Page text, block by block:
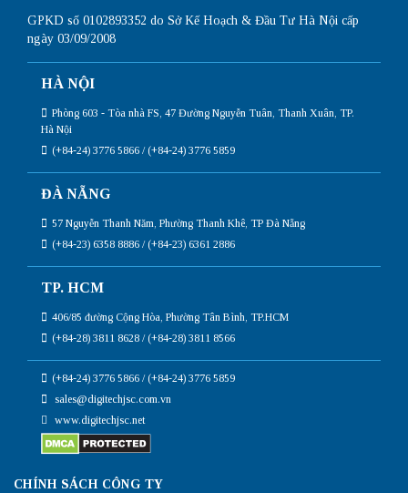
GPKD số 0102893352 do Sở Kế Hoạch & Đầu Tư Hà Nội cấp
ngày 03/09/2008
HÀ NỘI
Phòng 603 - Tòa nhà FS, 47 Đường Nguyễn Tuân, Thanh Xuân, TP.
Hà Nội
(+84-24) 3776 5866 / (+84-24) 3776 5859
ĐÀ NẴNG
57 Nguyễn Thanh Năm, Phường Thanh Khê, TP Đà Nẵng
(+84-23) 6358 8886 / (+84-23) 6361 2886
TP. HCM
406/85 đường Cộng Hòa, Phường Tân Bình, TP.HCM
(+84-28) 3811 8628 / (+84-28) 3811 8566
(+84-24) 3776 5866 / (+84-24) 3776 5859
sales@digitechjsc.com.vn
www.digitechjsc.net
CHÍNH SÁCH CÔNG TY